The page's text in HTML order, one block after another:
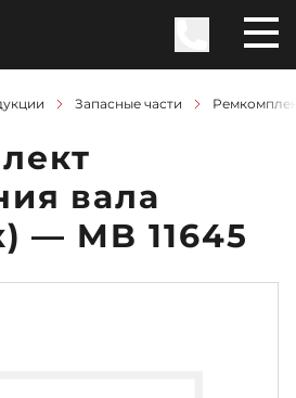
Запасные части
вала
— MB 11645